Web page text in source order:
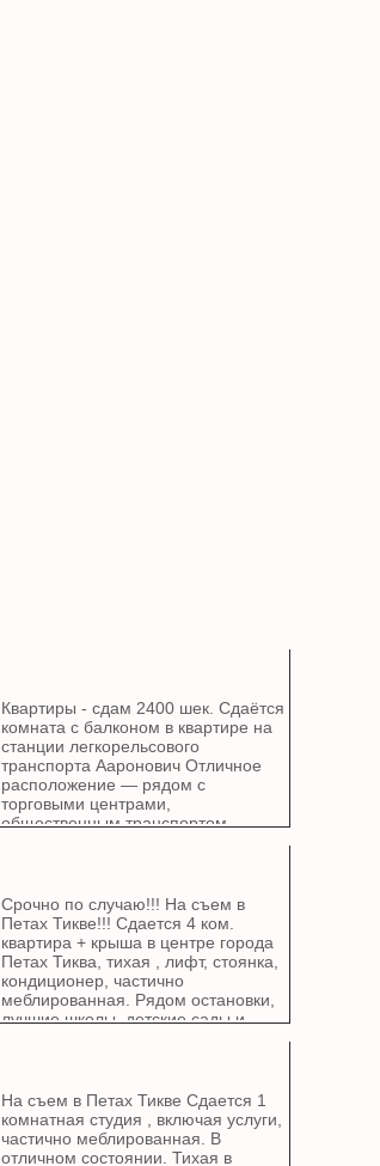
Квартиры - сдам 2400 шек. Сдаётся
комната с балконом в квартире на
станции легкорельсового
транспорта Ааронович Отличное
расположение — рядом с
торговыми центрами,
общественным транспортом
машина, доровор на минимум год.
Цена указана за одного человека на
долгий срок + возможность
краткосрочного проживания.
Срочно по случаю!!! На съем в
Петах Тикве!!! Сдается 4 ком.
квартира + крыша в центре города
Петах Тиква, тихая , лифт, стоянка,
кондиционер, частично
меблированная. Рядом остановки,
лучшие школы, детские сады и
На съем в Петах Тикве Сдается 1
комнатная студия , включая услуги,
частично меблированная. В
отличном состоянии. Тихая в